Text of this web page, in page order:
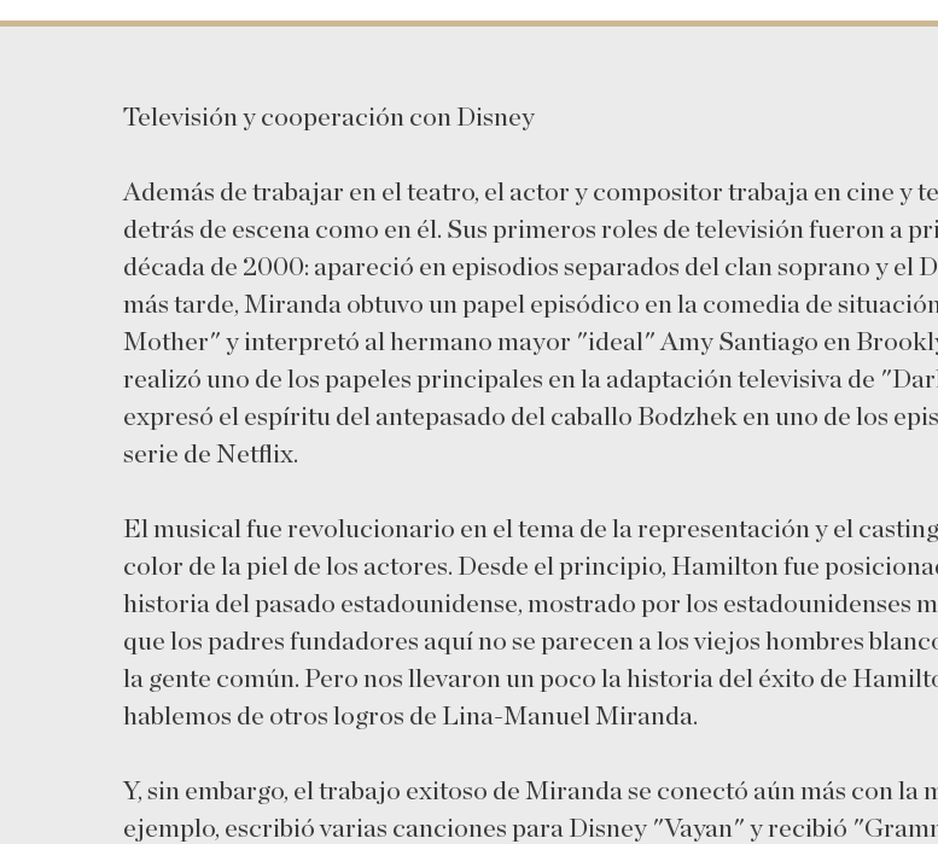
Televisión y cooperación con Disney
Además de trabajar en el teatro, el actor y compositor trabaja en cine y
detrás de escena como en él. Sus primeros roles de televisión fueron a
década de 2000: apareció en episodios separados del clan soprano y el
más tarde, Miranda obtuvo un papel episódico en la comedia de
Mother" y interpretó al hermano mayor "ideal" Amy Santiago en
realizó uno de los papeles principales en la adaptación televisiva de
expresó el espíritu del antepasado del caballo Bodzhek en uno de los
serie de Netflix.
El musical fue revolucionario en el tema de la representación y el
color de la piel de los actores. Desde el principio, Hamilton fue
historia del pasado estadounidense, mostrado por los estadounidenses
que los padres fundadores aquí no se parecen a los viejos hombres
la gente común. Pero nos llevaron un poco la historia del éxito de
hablemos de otros logros de Lina-Manuel Miranda.
Y, sin embargo, el trabajo exitoso de Miranda se conectó aún más con la
ejemplo, escribió varias canciones para Disney "Vayan" y recibió